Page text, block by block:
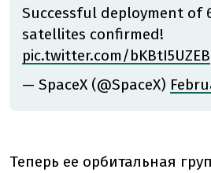
Successful deployment of
satellites confirmed!
pic.twitter.com/bKBtI5UZEB
— SpaceX (@SpaceX)
Теперь ее орбитальная